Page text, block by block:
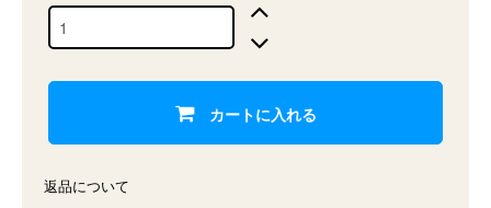
カートに入れる
返品について